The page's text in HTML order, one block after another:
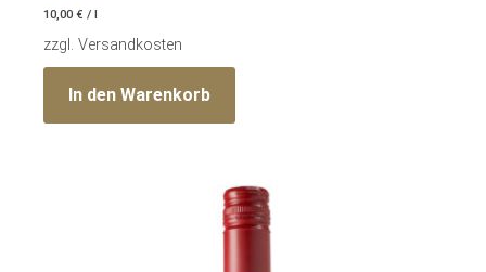
10,00 € / l
zzgl. Versandkosten
In den Warenkorb